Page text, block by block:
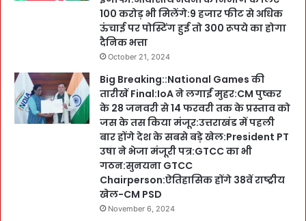
100 करोड़ भी मिलेंगे:9 हजार फीट से अधिक
ऊंचाई पर पोस्टिंग हुई तो 300 रूपये का होगा
दैनिक भत्ता
October 21, 2024
Big Breaking::National Games की
तारीखें Final:IoA ने लगाईं मुहर:CM पुष्कर
के 28 जनवरी से 14 फरवरी तक के प्रस्ताव को
जस के तस किया मंजूर:उत्तराखंड में पहली
बार होंगे देश के सबसे बड़े खेल:President PT
उषा ने भेजा मंजूरी पत्र:GTCC का भी
गठन:सुनयना GTCC
Chairperson:ऐतिहासिक होंगे 38वें राष्ट्रीय
खेल-CM PSD
November 6, 2024